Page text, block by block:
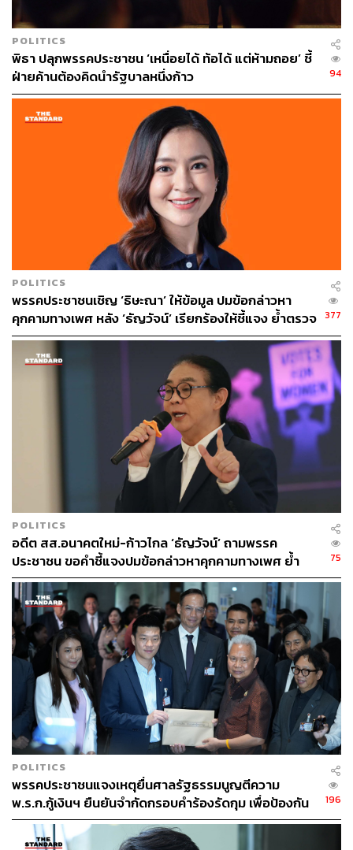
POLITICS
พิธา ปลุกพรรคประชาชน ‘เหนื่อยได้ ท้อได้ แต่ห้ามถอย’ ชี้
ฝ่ายค้านต้องคิดนำรัฐบาลหนึ่งก้าว
94
POLITICS
พรรคประชาชนเชิญ ‘ธิษะณา’ ให้ข้อมูล ปมข้อกล่าวหา
คุกคามทางเพศ หลัง ‘ธัญวัจน์’ เรียกร้องให้ชี้แจง ย้ำตรวจ
สอบตรงไปตรงมา-ไม่ปกป้องผู้กระทำผิด
377
POLITICS
อดีต สส.อนาคตใหม่-ก้าวไกล ‘ธัญวัจน์’ ถามพรรค
ประชาชน ขอคำชี้แจงปมข้อกล่าวหาคุกคามทางเพศ ย้ำ
ความโปร่งใสต้องเป็นมาตรฐานเดียวกัน
75
POLITICS
พรรคประชาชนแจงเหตุยื่นศาลรัฐธรรมนูญตีความ
พ.ร.ก.กู้เงินฯ ยืนยันจำกัดกรอบคำร้องรัดกุม เพื่อป้องกัน
ศาลขยายอำนาจ
196